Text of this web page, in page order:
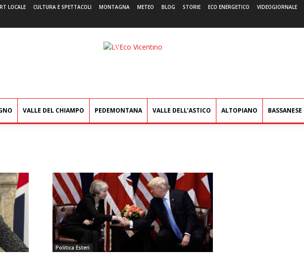
LOCALE CULTURA E SPETTACOLI MONTAGNA METEO BLOG STORIE ECO ENERGETICO VIDEOGIORNALE
L'Eco
VALLE DEL CHIAMPO PEDEMONTANA VALLE DELL’ASTICO ALTOPIANO BASSANESE
Politica Esteri